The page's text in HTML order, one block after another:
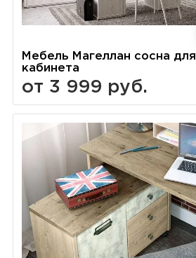
Мебель Магеллан сосна для
кабинета
от 3 999 руб.